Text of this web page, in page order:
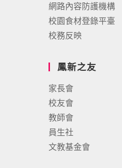
網路內容防護機構
校園食材登錄平臺
校務反映
鳳新之友
家長會
校友會
教師會
員生社
文教基金會